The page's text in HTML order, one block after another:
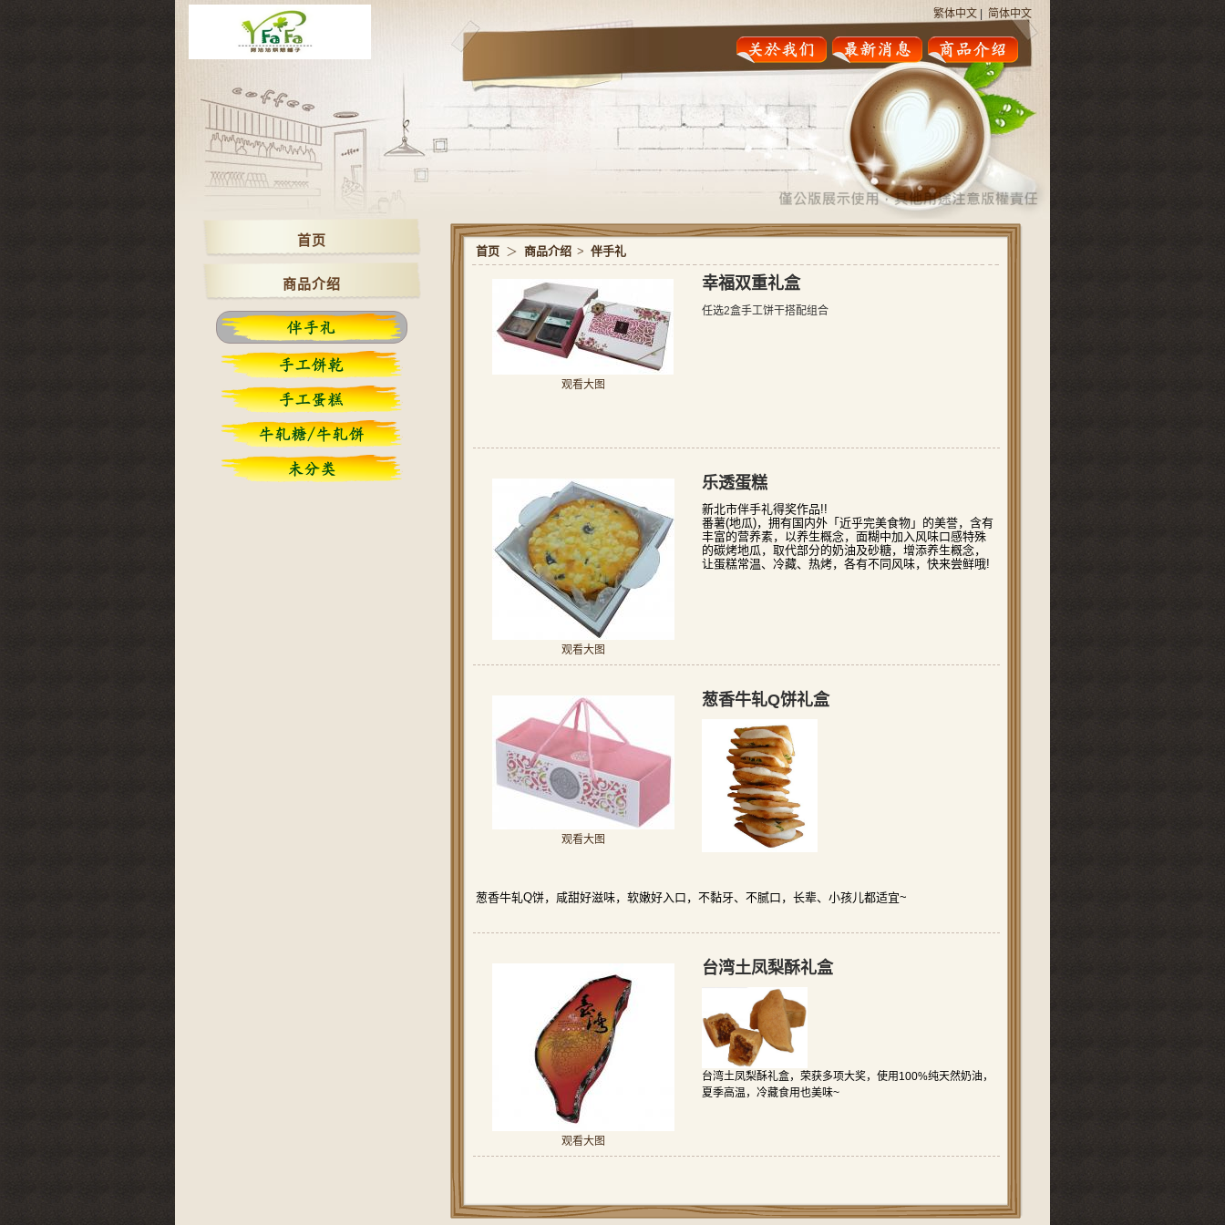
繁体中文 简体中文
首页 ＞ 商品介绍 > 伴手礼
观看大图
幸福双重礼盒
任选2盒手工饼干搭配组合
观看大图
乐透蛋糕
新北市伴手礼得奖作品!!
番薯(地瓜)，拥有国内外「近乎完美食物」的美誉，含有
丰富的营养素，以养生概念，面糊中加入风味口感特殊
的碳烤地瓜，取代部分的奶油及砂糖，增添养生概念，
让蛋糕常温、冷藏、热烤，各有不同风味，快来尝鲜哦!
观看大图
葱香牛轧Q饼礼盒
葱香牛轧Q饼，咸甜好滋味，软嫩好入口，不黏牙、不腻口，长辈、小孩儿都适宜~
观看大图
台湾土凤梨酥礼盒
台湾土凤梨酥礼盒，荣获多项大奖，使用100%纯天然奶油，
夏季高温，冷藏食用也美味~
首页
商品介绍